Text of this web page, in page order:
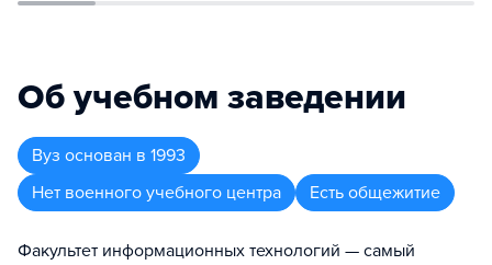
Об учебном заведении
Вуз основан в 1993
Нет военного учебного центра
Есть общежитие
Факультет информационных технологий — самый